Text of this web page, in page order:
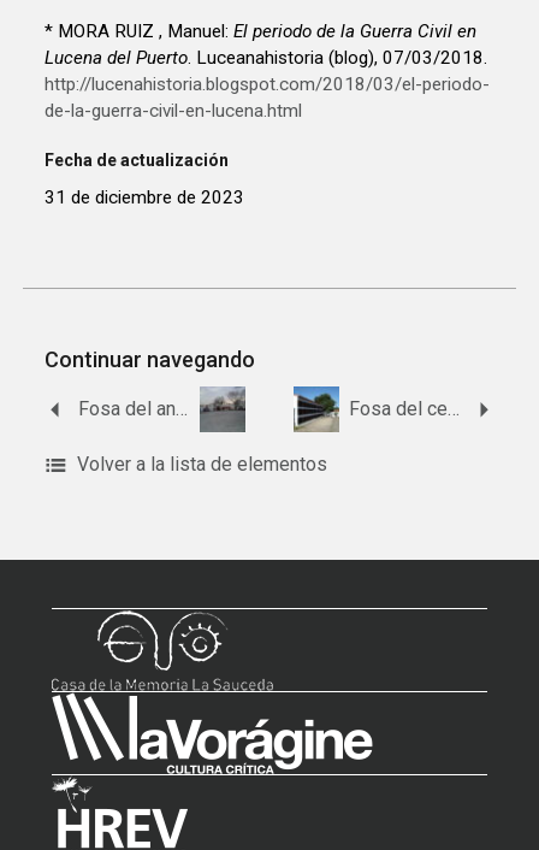
* MORA RUIZ , Manuel:El periodo de la Guerra Civil en
Lucena del Puerto. Luceanahistoria (blog), 07/03/2018.
http://lucenahistoria.blogspot.com/2018/03/el-periodo-
de-la-guerra-civil-en-lucena.html
Fecha de actualización
31 de diciembre de 2023
Continuar navegando
Fosa del antiguo cementerio de Lucena del Puerto. Fosa del cementerio de Los Marines.
Volver a la lista de elementos